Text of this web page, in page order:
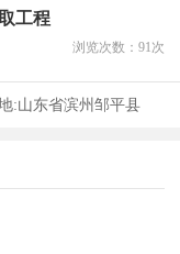
工程
浏览次数： 91次
:山东省滨州邹平县